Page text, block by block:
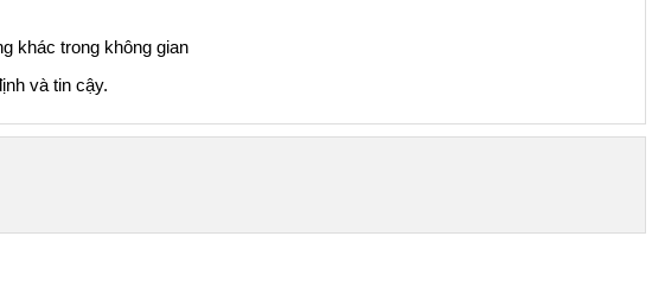
khác trong không gian
và tin cậy.